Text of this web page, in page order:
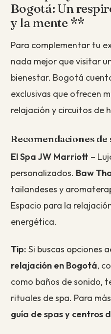
Bogotá: Un
y la mente **
Para complementar tu
nada mejor que visitar
bienestar. Bogotá
exclusivas que ofrecen
relajación y circuitos de
Recomendaciones de
El Spa JW Marriott –
personalizados. Baw
tailandeses y
Espacio para la
energética.
Tip: Si buscas opciones
relajación en Bogotá,
como baños de sonido,
rituales de spa. Para
guía de spas y centros